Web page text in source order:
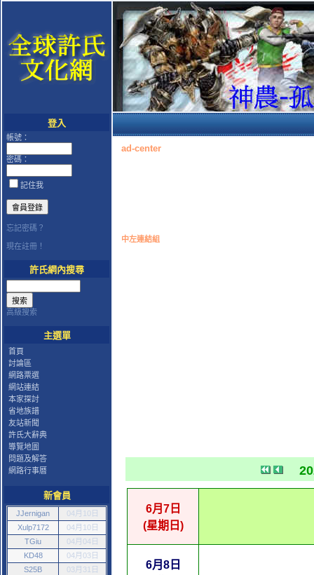
登入
帳號：
密碼：
記住我
忘記密碼？
現在註冊！
許氏網內搜尋
高級搜索
主選單
首頁
討論區
網路票選
網站連結
本家探討
省地族譜
友站新聞
許氏大辭典
導覽地圖
問題及解答
網路行事曆
新會員
JJernigan
04月10日
Xulp7172
04月10日
TGiu
04月04日
KD48
04月03日
S25B
03月31日
ad-center
中左連結組
6月7日
(星期日)
6月8日